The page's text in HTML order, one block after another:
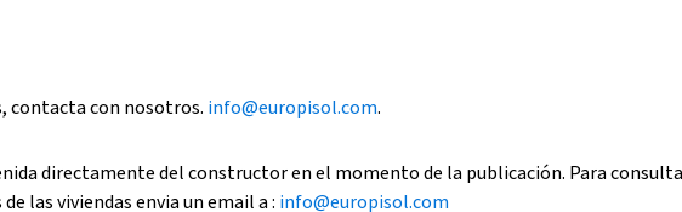
contacta con nosotros. info@europisol.com.
directamente del constructor en el momento de la publicación. Para
las viviendas envia un email a : info@europisol.com